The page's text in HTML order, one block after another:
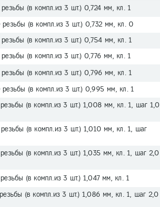
(в компл.из 3 шт.) 0,724 мм, кл. 1
(в компл.из 3 шт.) 0,732 мм, кл. 0
(в компл.из 3 шт.) 0,754 мм, кл. 1
(в компл.из 3 шт.) 0,776 мм, кл. 1
(в компл.из 3 шт.) 0,796 мм, кл. 1
(в компл.из 3 шт.) 0,995 мм, кл. 1
(в компл.из 3 шт.) 1,008 мм, кл. 1, шаг 1,0
(в компл.из 3 шт.) 1,010 мм, кл. 1, шаг
(в компл.из 3 шт.) 1,035 мм, кл. 1, шаг 2,0
(в компл.из 3 шт.) 1,047 мм, кл. 1
(в компл.из 3 шт.) 1,086 мм, кл. 1, шаг 2,0